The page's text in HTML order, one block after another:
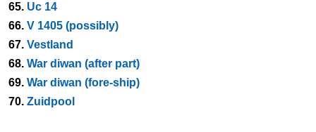
65. Uc 14
66. V 1405 (possibly)
67. Vestland
68. War diwan (after part)
69. War diwan (fore-ship)
70. Zuidpool